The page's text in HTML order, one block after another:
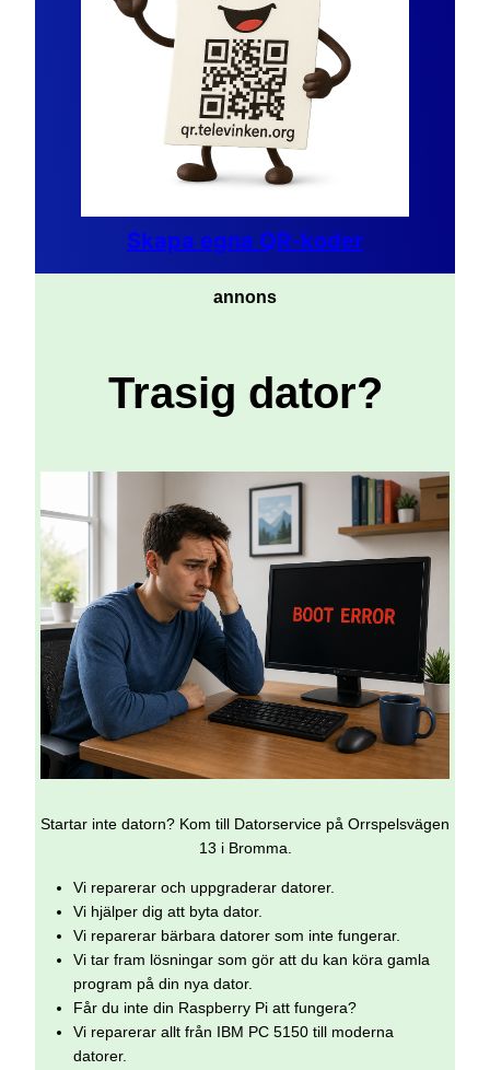
Skapa egna QR-koder
annons
Trasig dator?
Startar inte datorn? Kom till Datorservice på Orrspelsvägen
13 i Bromma.
Vi reparerar och uppgraderar datorer.
Vi hjälper dig att byta dator.
Vi reparerar bärbara datorer som inte fungerar.
Vi tar fram lösningar som gör att du kan köra gamla
program på din nya dator.
Får du inte din Raspberry Pi att fungera?
Vi reparerar allt från IBM PC 5150 till moderna
datorer.